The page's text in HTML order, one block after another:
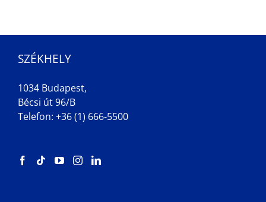
SZÉKHELY
1034 Budapest,
Bécsi út 96/B
Telefon: +36 (1) 666-5500